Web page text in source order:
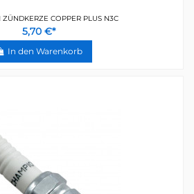
COPPER PLUS N3C
5,70 €*
In den Warenkorb